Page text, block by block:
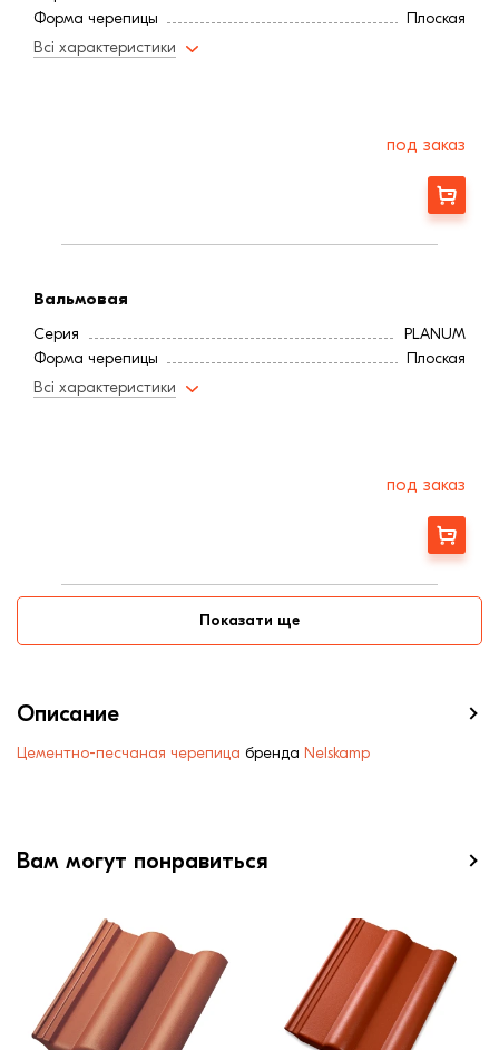
Форма черепицы
Плоская
Всі характеристики
под заказ
Заказать
Вальмовая
Серия
PLANUM
Форма черепицы
Плоская
Всі характеристики
под заказ
Заказать
Показати ще
Описание
Цементно-песчаная черепица бренда Nelskamp
Вам могут понравиться